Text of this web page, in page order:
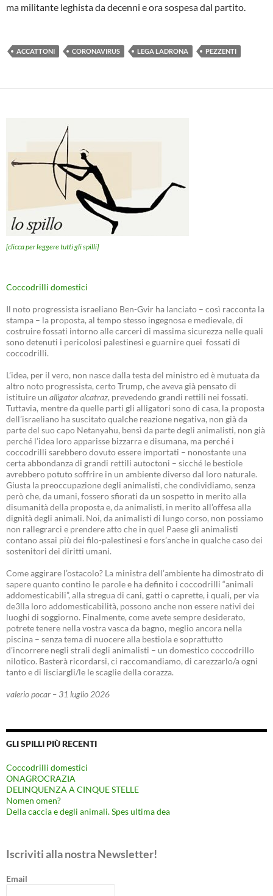
ma militante leghista da decenni e ora sospesa dal partito.
ACCATTONI CORONAVIRUS LEGA LADRONA PEZZENTI
[clicca per leggere tutti gli spilli]
Coccodrilli domestici
Il noto progressista israeliano Ben-Gvir ha lanciato – così racconta la
stampa – la proposta, al tempo stesso ingegnosa e medievale, di
costruire fossati intorno alle carceri di massima sicurezza nelle quali
sono detenuti i pericolosi palestinesi e guarnire quei fossati di
coccodrilli.
L’idea, per il vero, non nasce dalla testa del ministro ed è mutuata da
altro noto progressista, certo Trump, che aveva già pensato di
istituire un alligator alcatraz, prevedendo grandi rettili nei fossati.
Tuttavia, mentre da quelle parti gli alligatori sono di casa, la proposta
dell’israeliano ha suscitato qualche reazione negativa, non già da
parte del suo capo Netanyahu, bensì da parte degli animalisti, non già
perché l’idea loro apparisse bizzarra e disumana, ma perché i
coccodrilli sarebbero dovuto essere importati – nonostante una
certa abbondanza di grandi rettili autoctoni – sicché le bestiole
avrebbero potuto soffrire in un ambiente diverso dal loro naturale.
Giusta la preoccupazione degli animalisti, che condividiamo, senza
però che, da umani, fossero sfiorati da un sospetto in merito alla
disumanità della proposta e, da animalisti, in merito all’offesa alla
dignità degli animali. Noi, da animalisti di lungo corso, non possiamo
non rallegrarci e prendere atto che in quel Paese gli animalisti
contano assai più dei filo-palestinesi e fors’anche in qualche caso dei
sostenitori dei diritti umani.
Come aggirare l’ostacolo? La ministra dell’ambiente ha dimostrato di
sapere quanto contino le parole e ha definito i coccodrilli “animali
addomesticabili”, alla stregua di cani, gatti o caprette, i quali, per via
de3lla loro addomesticabilità, possono anche non essere nativi dei
luoghi di soggiorno. Finalmente, come avete sempre desiderato,
potrete tenere nella vostra vasca da bagno, meglio ancora nella
piscina – senza tema di nuocere alla bestiola e soprattutto
d’incorrere negli strali degli animalisti – un domestico coccodrillo
nilotico. Basterà ricordarsi, ci raccomandiamo, di carezzarlo/a ogni
tanto e di lisciargli/le le scaglie della corazza.
valerio pocar – 31 luglio 2026
GLI SPILLI PIÙ RECENTI
Coccodrilli domestici
ONAGROCRAZIA
DELINQUENZA A CINQUE STELLE
Nomen omen?
Della caccia e degli animali. Spes ultima dea
Iscriviti alla nostra Newsletter!
Email